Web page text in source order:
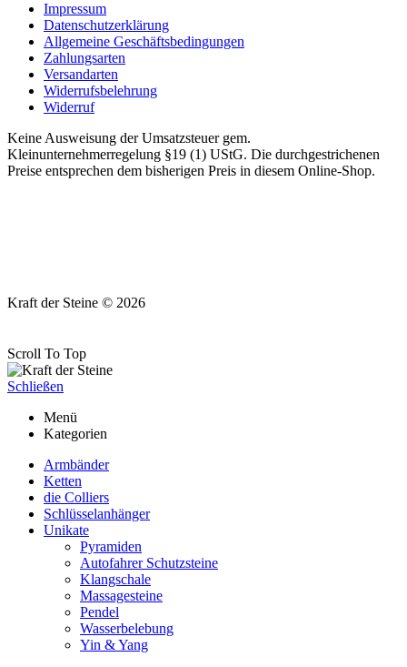
Impressum
Datenschutzerklärung
Allgemeine Geschäftsbedingungen
Zahlungsarten
Versandarten
Widerrufsbelehrung
Widerruf
Keine Ausweisung der Umsatzsteuer gem.
Kleinunternehmerregelung §19 (1) UStG. Die durchgestrichenen
Preise entsprechen dem bisherigen Preis in diesem Online-Shop.
Kraft der Steine © 2026
Scroll To Top
Schließen
Menü
Kategorien
Armbänder
Ketten
die Colliers
Schlüsselanhänger
Unikate
Pyramiden
Autofahrer Schutzsteine
Klangschale
Massagesteine
Pendel
Wasserbelebung
Yin & Yang